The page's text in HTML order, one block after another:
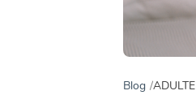
Blog ADULTE